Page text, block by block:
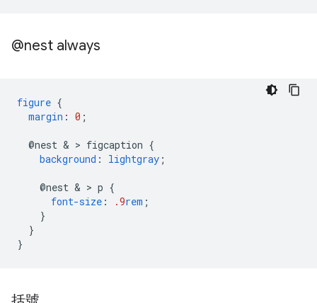
@nest always
figure {
margin : 0 ;
@nest & > figcaption {
background : lightgray ;
@nest & > p {
font-size : .9rem ;
}
}
}